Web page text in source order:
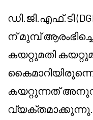
ഡി.ജി.എഫ്.ടി
ന് മുമ്പ്
കയറ്റുമതി
കയറ്റുന്നത്
വ്യക്തമാക്കുന്നു.